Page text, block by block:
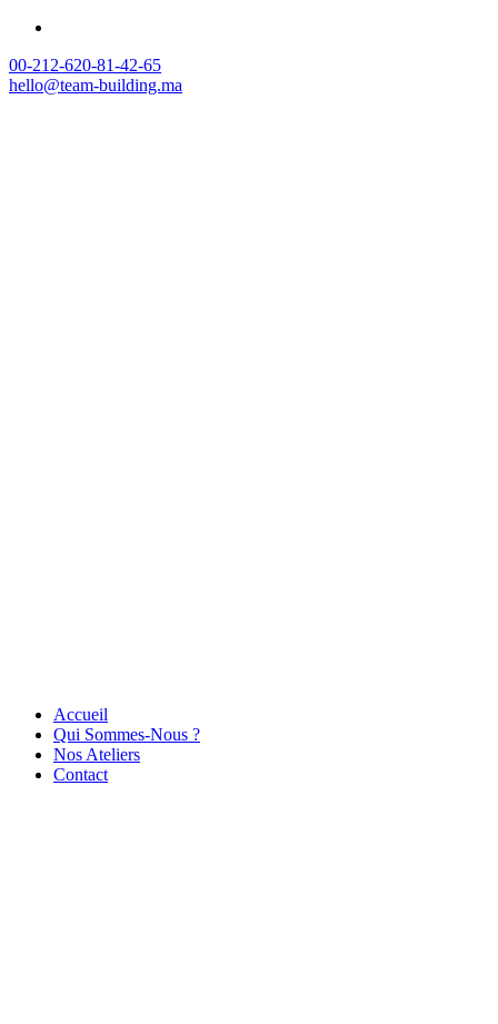
00-212-620-81-42-65
hello@team-building.ma
Accueil
Qui Sommes-Nous ?
Nos Ateliers
Contact